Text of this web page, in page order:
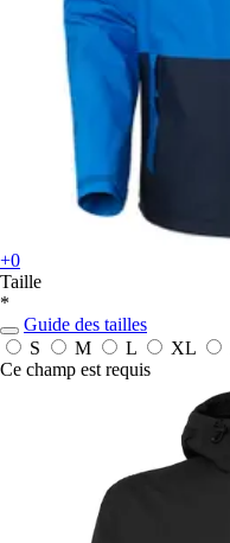
+0
Taille
*
Guide des tailles
S
M L XL
Ce champ est requis